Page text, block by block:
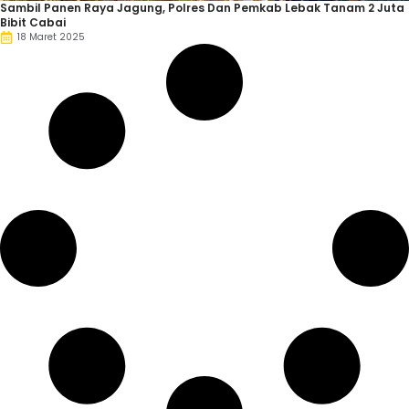
Sambil Panen Raya Jagung, Polres Dan Pemkab Lebak Tanam 2 Juta
Bibit Cabai
18 Maret 2025